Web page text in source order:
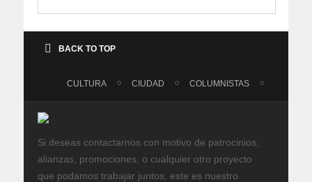
BACK TO TOP
CULTURA CIUDAD COLUMNISTAS
Si deseas contactarnos con motivo de patrocinios,
alianzas, promociones, o cualquier otro proyecto
que podamos trabajar juntos, este es nuestro